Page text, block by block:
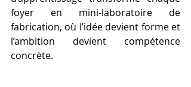
foyer en mini-laboratoire de
fabrication, où l’idée devient forme et
l’ambition devient compétence
concrète.